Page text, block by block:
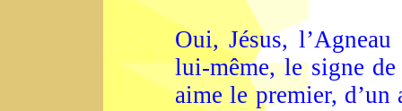
Oui, Jésus,
lui-même, le signe
aime le premier, d’un